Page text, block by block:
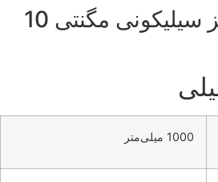
ویژگی‌ چراغ آویز سیلیکونی مگنتی 10
1000 میلی‌متر